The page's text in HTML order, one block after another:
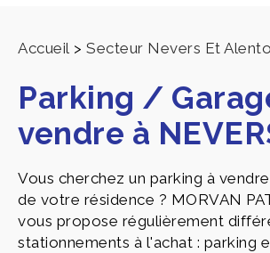
Accueil > Secteur Nevers Et
Parking /
vendre à
Vous cherchez un parking à
de votre résidence ? MORVAN
vous propose régulièrement
stationnements à l'achat : parking